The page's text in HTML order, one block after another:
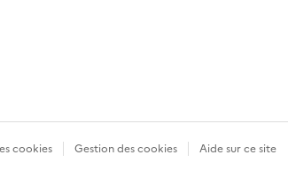
cookies Gestion des cookies Aide sur ce site